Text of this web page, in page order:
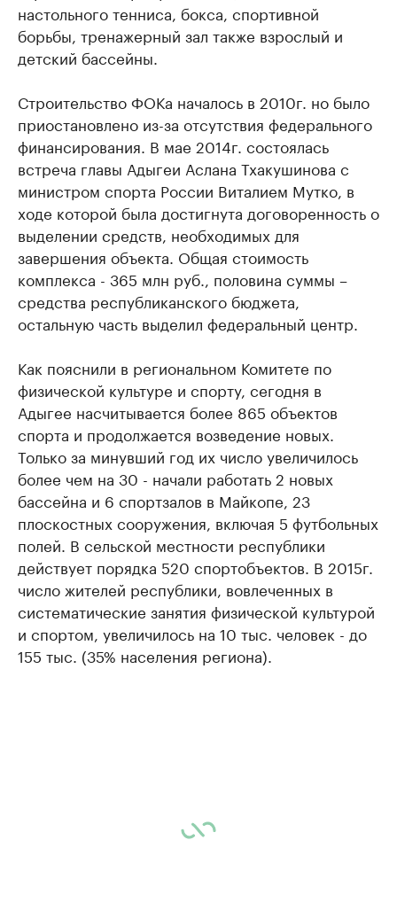
настольного тенниса, бокса, спортивной
борьбы, тренажерный зал также взрослый и
детский бассейны.
Строительство ФОКа началось в 2010г. но было
приостановлено из-за отсутствия федерального
финансирования. В мае 2014г. состоялась
встреча главы Адыгеи Аслана Тхакушинова с
министром спорта России Виталием Мутко, в
ходе которой была достигнута договоренность о
выделении средств, необходимых для
завершения объекта. Общая стоимость
комплекса - 365 млн руб., половина суммы –
средства республиканского бюджета,
остальную часть выделил федеральный центр.
Как пояснили в региональном Комитете по
физической культуре и спорту, сегодня в
Адыгее насчитывается более 865 объектов
спорта и продолжается возведение новых.
Только за минувший год их число увеличилось
более чем на 30 - начали работать 2 новых
бассейна и 6 спортзалов в Майкопе, 23
плоскостных сооружения, включая 5 футбольных
полей. В сельской местности республики
действует порядка 520 спортобъектов. В 2015г.
число жителей республики, вовлеченных в
систематические занятия физической культурой
и спортом, увеличилось на 10 тыс. человек - до
155 тыс. (35% населения региона).